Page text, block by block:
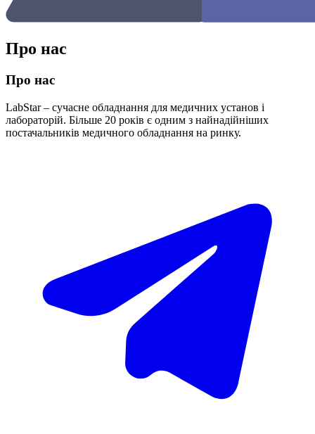
Про нас
Про нас
LabStar – сучасне обладнання для медичних установ і
лабораторій. Більше 20 років є одним з найнадійніших
постачальників медичного обладнання на ринку.